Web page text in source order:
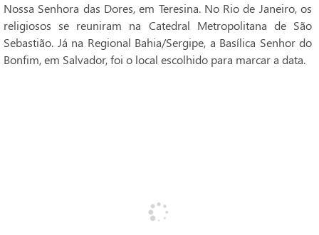
Nossa Senhora das Dores, em Teresina. No Rio de Janeiro, os
religiosos se reuniram na Catedral Metropolitana de São
Sebastião. Já na Regional Bahia/Sergipe, a Basílica Senhor do
Bonfim, em Salvador, foi o local escolhido para marcar a data.